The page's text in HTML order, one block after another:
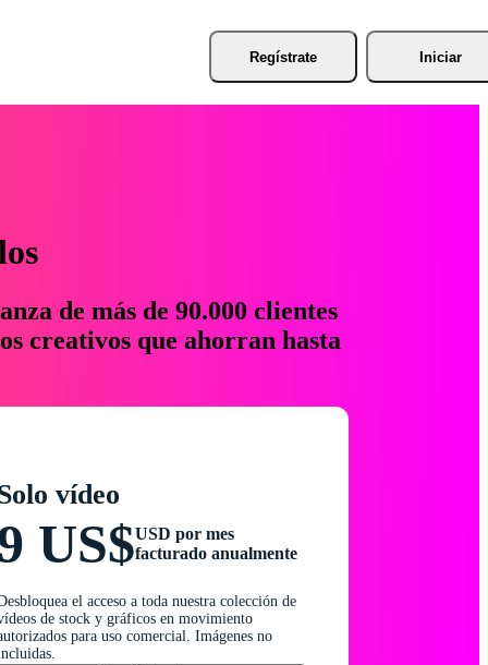
Regístrate Iniciar
de más de 90.000 clientes
creativos que ahorran hasta
vídeo
US$USD por mes
facturado anualmente
el acceso a toda nuestra colección de
de stock y gráficos en movimiento
para uso comercial. Imágenes no